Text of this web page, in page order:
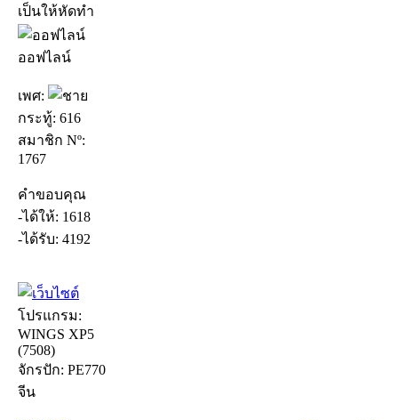
เป็นให้หัดทำ
ออฟไลน์
เพศ:
กระทู้: 616
สมาชิก Nº:
1767
คำขอบคุณ
-ได้ให้: 1618
-ได้รับ: 4192
โปรแกรม:
WINGS XP5
(7508)
จักรปัก: PE770
จีน